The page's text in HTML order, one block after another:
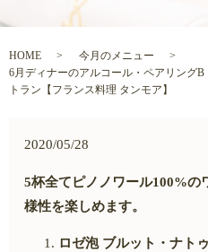
HOME
今月のメニュー
6月ディナーのアルコール・ペアリング
トラン【フランス料理 タンモア】
2020/05/28
5杯全てピノノワール100%の
様性を楽しめます。
ロゼ泡 ブルット・ナト